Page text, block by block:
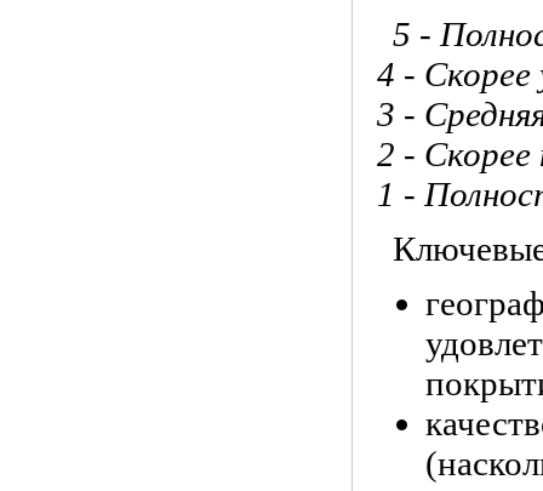
5 -
4 - Скорее
3 -
2 - Скорее
1 -